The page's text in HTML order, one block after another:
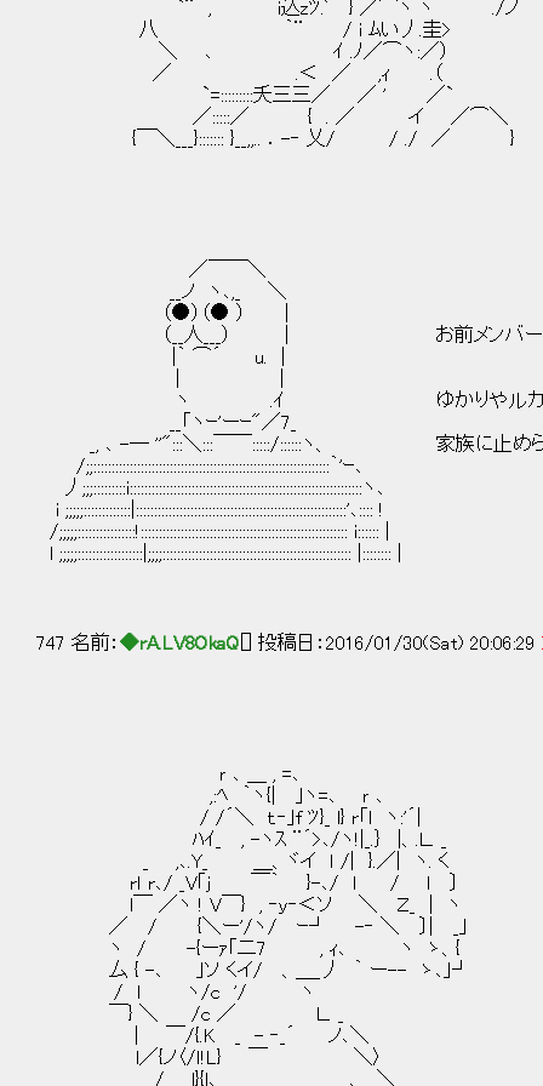
`¨ , i込zﾂ.ﾞ } ／⌒ヽ ヽ ./ノ
八 ｀¨ / i ﾑい丿.圭>
＼ ､ ｲ .ﾉ／⌒ヽ:／） な
／ .＜ ／ ,ｨ .（
`=:::::::::夭三三／ ／ ' ／`
／:::::／ { . ／ イ ／⌒＼
{￣＼___}::::::: }__,,.. ．-‐ 乂/ / ./ ／ }
／￣￣＼
__ノ ヽ､,_ ＼
（●）（● ） |
（__人___） | お前メンバーの中で
|｀ ⌒´ u. |
ヽ .ｲ ゆかりやルカさんがい
__「ヽｰ'ーｰ"／7_
_, ､ -― ''":::＼:::￣￣:::::/::::::ヽ、 家族に止められ
/;;:::::::::::::::::::::::::::::::::::::::::::::::::::::::::::::::::｀'ｰ､
丿;;;:::::::::i::::::::::::::::::::::::::::::::::::::::::::::::::::::::::::::::ヽ､
i ;;;;;:::::::::::::|::::::::::::::::::::::::::::::::::::::::::::::::::::::::::'､:::: !
/;;;;;::::::::::::::::!::::::::::::::::::::::::::::::::::::::::::::::::::::::::: i:::::: |
l ;;;;;::::::::::::::::::|;;;;:::::::::::::::::::::::::::::::::::::::::::::::::::: |:::::::: |
747 名前： ◆rA.LV8OkaQ [] 投稿日：2016/01/30(Sat) 20:06:29
ｒ ､ ＿ , =､
,:ﾍ ｀ヽ{| ｣ヽ=､ ｒ ､
/ /´＼ ｔ.‐｣f ﾂ}_ l} r「l ヽ:'´|
ﾊｲ_ , -ヽｽ ¨´>､/ヽ!|_.｝ |、.Ｌ. _
_ ,､.Y_ ＿、ヾイ ｌ /| }.／| ヽ. く
rｌ r､/ _V｢j ￣｀ }-､/ ｌ / l 〕
l￣ ／ヽ ! V￣} , ‐ｙ‐＜ソ ＼ Ｚ_ | ヽ
／ / {＼ー'/ヽ/ ｰ┘ -‐ ＼ 〕| _｣ 家は姉
ヽ / -{ーｧ｢二7 , ｨ､ ヽ ゝ、{
厶 { -､ ｣ソ くイ/ 、＿_丿 ｀ ー-- ゝ､｣┘
/ l ヽ/c '/ ヽ 一人ぐらい出て行
￣} ＼ /c ／ Ｌ. _
| ￣/{.K _ - ‐_´ ノ､＼
l／{ノ〈/ｌ!L} ￣ ＼
/ l}{l､ 、 ＼ γ´￣￣￣￣